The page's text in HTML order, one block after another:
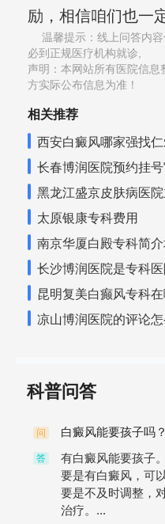
励，相信咱们也一
温馨提示：线上问答内
必到正规医疗机构就诊,
声明：本网站所有医院信息
方实际公布信息为准！
相关推荐
西安白癜风哪家强找仁
长春博润医院预约挂号
黑龙江盛京皮肤病医
太原银康专科费用
南京华厦白殿专科简
长沙博润医院是专科
昆明复美白癫风专科
凉山博润医院的评论
科普问答
问 白癜风能要孩子吗
答
有白癜风能要孩子
要是有白癜风，可
要是不及时调整，
治疗。...